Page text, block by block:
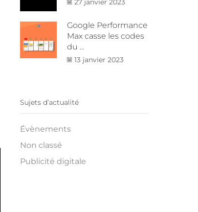
27 janvier 2023
Google Performance
Max casse les codes
du ...
13 janvier 2023
Sujets d’actualité
Évènements
Non classé
Publicité digitale